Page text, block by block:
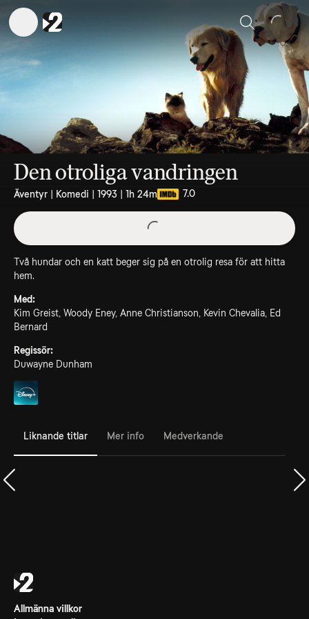
Sök
Den otroliga vandringen
Äventyr | Komedi | 1993 | 1h 24m 7.0
Två hundar och en katt beger sig på en otrolig resa för att hitta
hem.
Med:
Kim Greist, Woody Eney, Anne Christianson, Kevin Chevalia, Ed
Bernard
Regissör:
Duwayne Dunham
Liknande titlar Mer info Medverkande
Allmänna villkor